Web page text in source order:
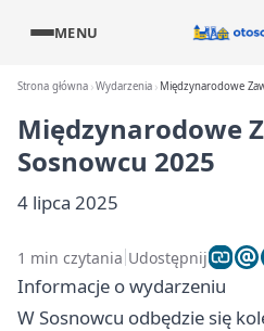
MENU
Strona główna Wydarzenia Międzynarodowe
Międzynarodowe
Sosnowcu 2025
4 lipca 2025
1 min czytania Udostępnij
Informacje o wydarzeniu
W Sosnowcu odbędzie się